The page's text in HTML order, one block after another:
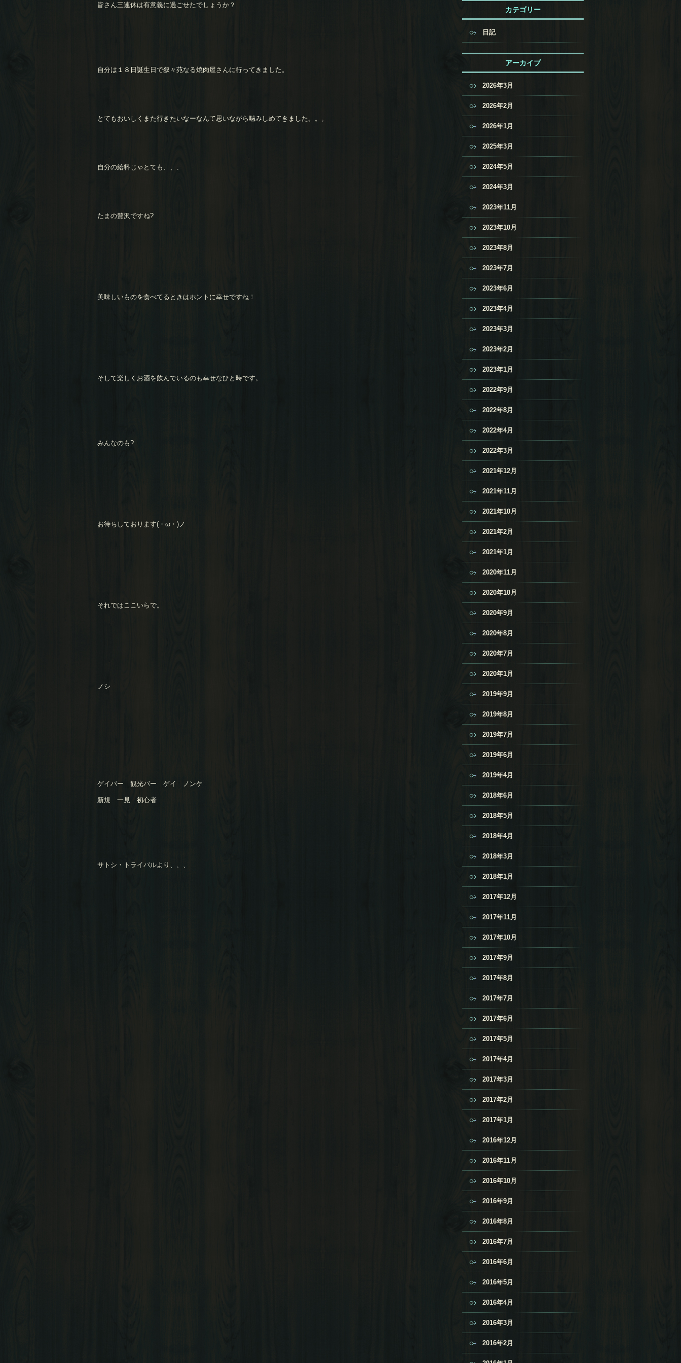
皆さん三連休は有意義に過ごせたでしょうか？
自分は１８日誕生日で叙々苑なる焼肉屋さんに行ってきました。
とてもおいしくまた行きたいなーなんて思いながら噛みしめてきました。。。
自分の給料じゃとても、、、
たまの贅沢ですね?
美味しいものを食べてるときはホントに幸せですね！
そして楽しくお酒を飲んでいるのも幸せなひと時です。
みんなのも?
お待ちしております(・ω・)ノ
それではここいらで。
ノシ
ゲイバー 観光バー ゲイ ノンケ
新規 一見 初心者
サトシ・トライバルより、、、
カテゴリー
日記
アーカイブ
2026年3月
2026年2月
2026年1月
2025年3月
2024年5月
2024年3月
2023年11月
2023年10月
2023年8月
2023年7月
2023年6月
2023年4月
2023年3月
2023年2月
2023年1月
2022年9月
2022年8月
2022年4月
2022年3月
2021年12月
2021年11月
2021年10月
2021年2月
2021年1月
2020年11月
2020年10月
2020年9月
2020年8月
2020年7月
2020年1月
2019年9月
2019年8月
2019年7月
2019年6月
2019年4月
2018年6月
2018年5月
2018年4月
2018年3月
2018年1月
2017年12月
2017年11月
2017年10月
2017年9月
2017年8月
2017年7月
2017年6月
2017年5月
2017年4月
2017年3月
2017年2月
2017年1月
2016年12月
2016年11月
2016年10月
2016年9月
2016年8月
2016年7月
2016年6月
2016年5月
2016年4月
2016年3月
2016年2月